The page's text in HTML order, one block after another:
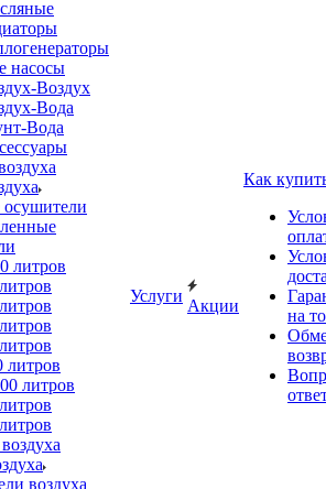
насосы
Воздух
Вода
Вода
литров
литров
литров
воздуха
Услуги
Акции
Как
на